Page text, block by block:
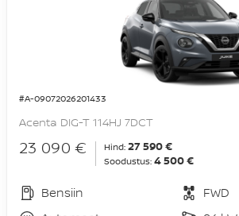
#A-09072026201433
Acenta DIG-T 114HJ 7DCT
23 090 € Hind: 27 590 €
Soodustus: 4 500 €
Bensiin
FWD